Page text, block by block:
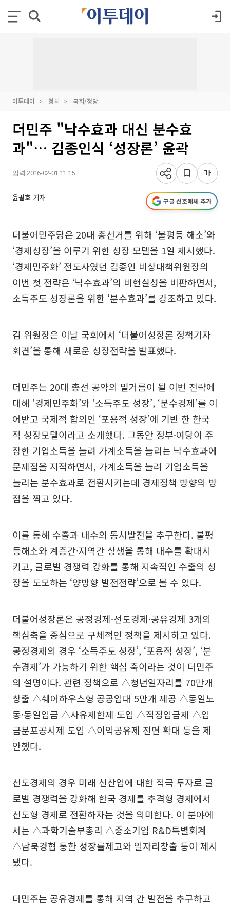
이투데이 정치 국회/정당
더민주 "낙수효과 대신 분수효
과"… 김종인식 ‘성장론’ 윤곽
입력 2016-02-01 11:15
윤필호 기자 구글 선호매체 추가
더불어민주당은 20대 총선거를 위해 ‘불평등 해소’와
‘경제성장’을 이루기 위한 성장 모델을 1일 제시했다.
‘경제민주화’ 전도사였던 김종인 비상대책위원장의
이번 첫 전략은 ‘낙수효과’의 비현실성을 비판하면서,
소득주도 성장론을 위한 ‘분수효과’를 강조하고 있다.
김 위원장은 이날 국회에서 ‘더불어성장론 정책기자
회견’을 통해 새로운 성장전략을 발표했다.
더민주는 20대 총선 공약의 밑거름이 될 이번 전략에
대해 ‘경제민주화’와 ‘소득주도 성장’, ‘분수경제’를 이
어받고 국제적 합의인 ‘포용적 성장’에 기반 한 한국
적 성장모델이라고 소개했다. 그동안 정부·여당이 주
장한 기업소득을 늘려 가계소득을 늘리는 낙수효과에
문제점을 지적하면서, 가계소득을 늘려 기업소득을
늘리는 분수효과로 전환시키는데 경제정책 방향의 방
점을 찍고 있다.
이를 통해 수출과 내수의 동시발전을 추구한다. 불평
등해소와 계층간·지역간 상생을 통해 내수를 확대시
키고, 글로벌 경쟁력 강화를 통해 지속적인 수출의 성
장을 도모하는 ‘양방향 발전전략’으로 볼 수 있다.
더불어성장론은 공정경제·선도경제·공유경제 3개의
핵심축을 중심으로 구체적인 정책을 제시하고 있다.
공정경제의 경우 ‘소득주도 성장’, ‘포용적 성장’, ‘분
수경제’가 가능하기 위한 핵심 축이라는 것이 더민주
의 설명이다. 관련 정책으로 △청년일자리를 70만개
창출 △쉐어하우스형 공공임대 5만개 제공 △동일노
동·동일임금 △사유제한제 도입 △적정임금제 △임
금분포공시제 도입 △이익공유제 전면 확대 등을 제
안했다.
선도경제의 경우 미래 신산업에 대한 적극 투자로 글
로벌 경쟁력을 강화해 한국 경제를 추격형 경제에서
선도형 경제로 전환하자는 것을 의미한다. 이 분야에
서는 △과학기술부총리 △중소기업 R&D특별회계
△남북경협 통한 성장률제고와 일자리창출 등이 제시
됐다.
더민주는 공유경제를 통해 지역 간 발전을 추구하고